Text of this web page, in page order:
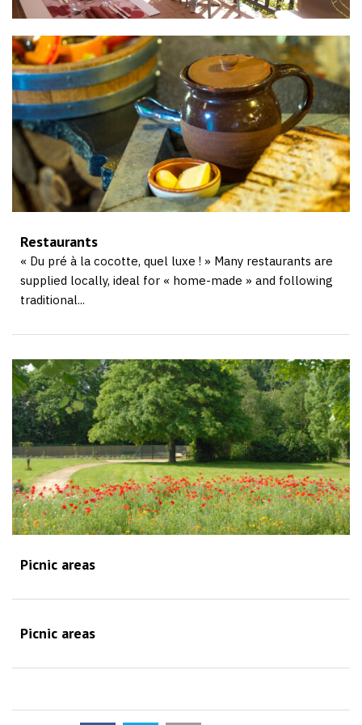
Restaurants
« Du pré à la cocotte, quel luxe ! » Many restaurants are
supplied locally, ideal for « home-made » and following
traditional...
Picnic areas
Picnic areas